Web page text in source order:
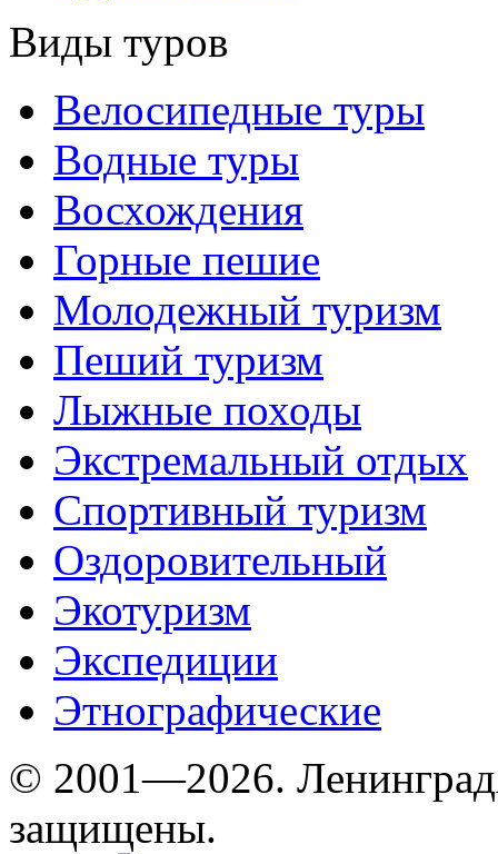
Виды туров
Велосипедные туры
Водные туры
Восхождения
Горные пешие
Молодежный туризм
Пеший туризм
Лыжные походы
Экстремальный отдых
Спортивный туризм
Оздоровительный
Экотуризм
Экспедиции
Этнографические
© 2001—2026.
защищены.